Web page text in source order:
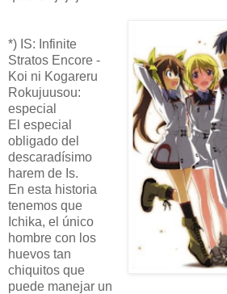
*) IS: Infinite
Stratos Encore -
Koi ni Kogareru
Rokujuusou:
especial
El especial
obligado del
descaradísimo
harem de Is.
En esta historia
tenemos que
Ichika, el único
hombre con los
huevos tan
chiquitos que
puede manejar un